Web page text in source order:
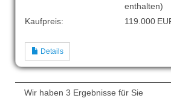
enthalten)
Kaufpreis:
119.000
Details
Wir haben 3 Ergebnisse für Sie